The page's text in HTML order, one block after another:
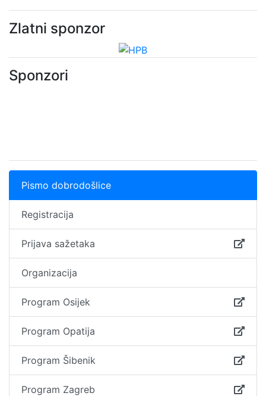
Pismo dobrodošlice
Registracija
Prijava sažetaka
Organizacija
Program Osijek
Program Opatija
Program Šibenik
Program Zagreb
Zlatni sponzor
Sponzori